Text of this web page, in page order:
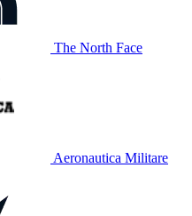
The North Face
Aeronautica Militare